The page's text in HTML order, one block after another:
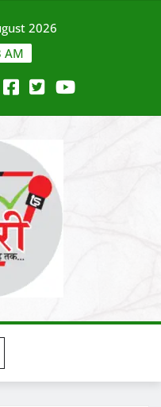
2026
AM